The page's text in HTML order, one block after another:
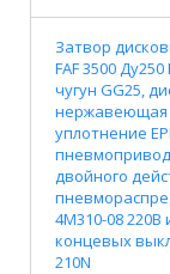
Затвор
FAF 3500
чугун GG25,
нержавеющая
уплотнение
двойного
4M310-08 220В
концевых
210N